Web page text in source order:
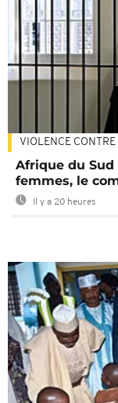
VIOLENCE
Afrique du Sud
femmes, le
Il y a 20 heures